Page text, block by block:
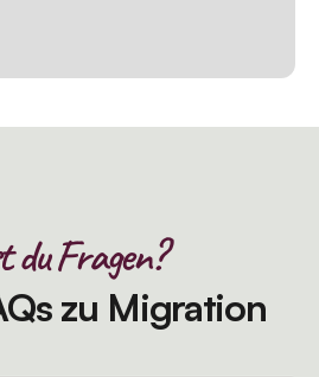
du Fragen?
zu Migration